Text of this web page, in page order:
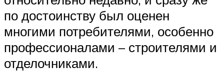
по достоинству был оценен
многими потребителями, особенно
профессионалами – строителями и
отделочниками.